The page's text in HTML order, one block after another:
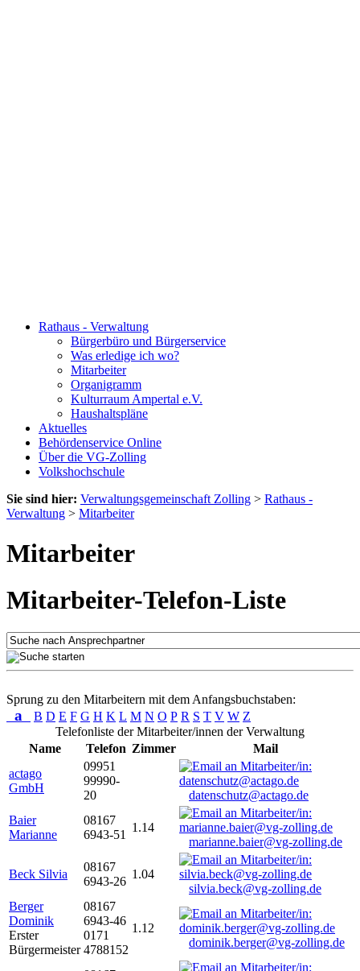
Rathaus - Verwaltung
Bürgerbüro und Bürgerservice
Was erledige ich wo?
Mitarbeiter
Organigramm
Kulturraum Ampertal e.V.
Haushaltspläne
Aktuelles
Behördenservice Online
Über die VG-Zolling
Volkshochschule
Sie sind hier: Verwaltungsgemeinschaft Zolling > Rathaus -
Verwaltung > Mitarbeiter
Mitarbeiter
Mitarbeiter-Telefon-Liste
Sprung zu den Mitarbeitern mit dem Anfangsbuchstaben:
a B D E F G H K L M N O P R S T V W Z
Telefonliste der Mitarbeiter/innen der Verwaltung
Name
Telefon Zimmer
Mail
actago
GmbH
09951
99990-
20
datenschutz@actago.de
Baier
Marianne
08167
6943-51
1.14
marianne.baier@vg-zolling.de
Beck Silvia
08167
6943-26
1.04
silvia.beck@vg-zolling.de
Berger
Dominik
Erster
Bürgermeister
08167
6943-46
0171
4788152
1.12
dominik.berger@vg-zolling.de